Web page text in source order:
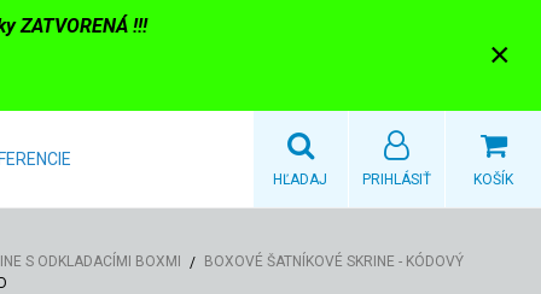
ZATVORENÁ !!!
×
KOŠÍK
PRIHLÁSIŤ
HĽADAJ
S ODKLADACÍMI BOXMI
BOXOVÉ ŠATNÍKOVÉ SKRINE - KÓDOVÝ